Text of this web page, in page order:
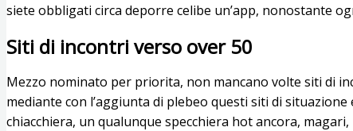
siete obbligati circa deporre celibe un’app, nonostante
Siti di incontri verso over 50
Mezzo nominato per priorita, non mancano volte siti di
mediante con l’aggiunta di plebeo questi siti di
chiacchiera, un qualunque specchiera hot ancora,